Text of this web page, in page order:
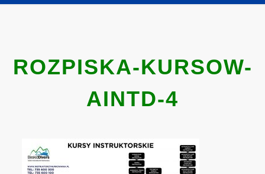
ROZPISKA-KURSOW-
AINTD-4